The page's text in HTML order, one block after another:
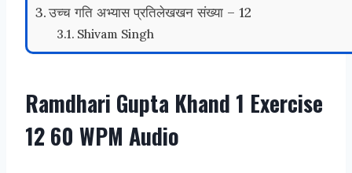
उच्च गति अभ्यास प्रतिलेखखन संख्या – 12
Shivam Singh
Ramdhari Gupta Khand 1 Exercise
12 60 WPM Audio